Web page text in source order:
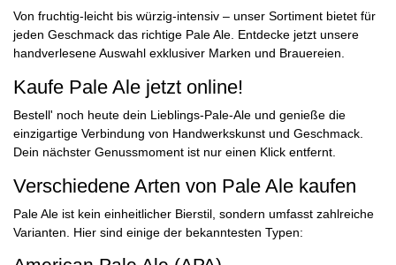
Von fruchtig-leicht bis würzig-intensiv – unser Sortiment bietet für
jeden Geschmack das richtige Pale Ale. Entdecke jetzt unsere
handverlesene Auswahl exklusiver Marken und Brauereien.
Kaufe Pale Ale jetzt online!
Bestell' noch heute dein Lieblings-Pale-Ale und genieße die
einzigartige Verbindung von Handwerkskunst und Geschmack.
Dein nächster Genussmoment ist nur einen Klick entfernt.
Verschiedene Arten von Pale Ale kaufen
Pale Ale ist kein einheitlicher Bierstil, sondern umfasst zahlreiche
Varianten. Hier sind einige der bekanntesten Typen: